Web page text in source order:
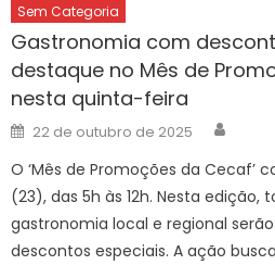
Sem Categoria
Gastronomia com
destaque no Mês de
nesta quinta-feira
Posted
on
22 de outubro de 2025
O ‘Mês de Promoções da Cecaf’
(23), das 5h às 12h. Nesta edição,
gastronomia local e regional
descontos especiais. A ação